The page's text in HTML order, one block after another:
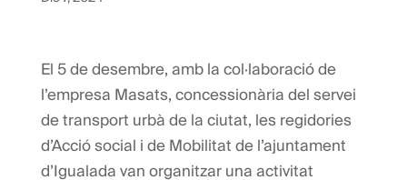
El 5 de desembre, amb la col·laboració de
l’empresa Masats, concessionària del servei
de transport urbà de la ciutat, les regidories
d’Acció social i de Mobilitat de l’ajuntament
d’Igualada van organitzar una activitat